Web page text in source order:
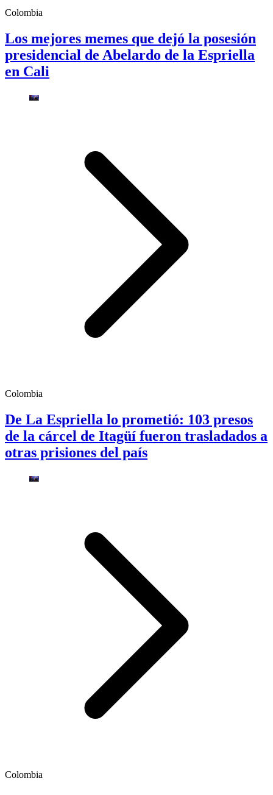
Colombia
Los mejores memes que dejó la posesión
presidencial de Abelardo de la Espriella
en Cali
Colombia
De La Espriella lo prometió: 103 presos
de la cárcel de Itagüí fueron trasladados a
otras prisiones del país
Colombia